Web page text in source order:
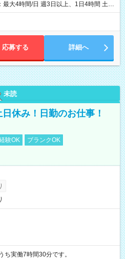
最大4時間/日 週3日以上、1日4時間 土曜
「昼間のレジの仕事とW
食後の空いている時間を有効活用した
応募する 詳細へ
未読
休み！日勤のお仕事！
験OK
ブランクOK
表記のうち実働7時間30分です。